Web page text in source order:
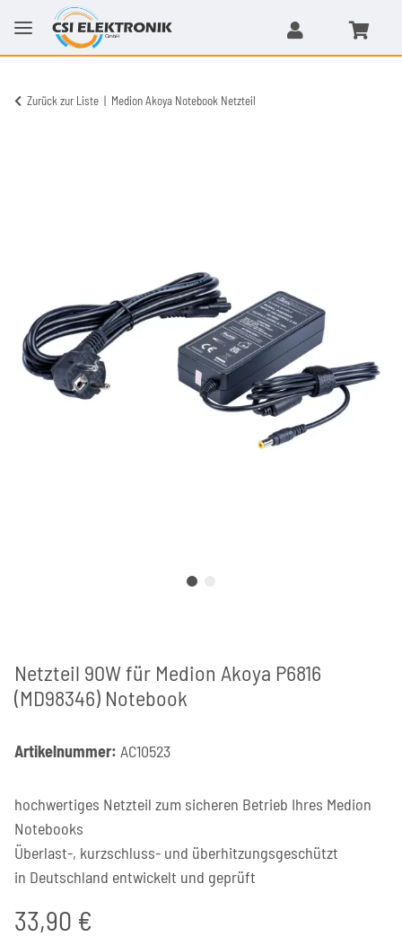
Zurück zur Liste Medion Akoya Notebook Netzteil
Netzteil 90W für Medion Akoya P6816
(MD98346) Notebook
Artikelnummer: AC10523
hochwertiges Netzteil zum sicheren Betrieb Ihres Medion
Notebooks
Überlast-, kurzschluss- und überhitzungsgeschützt
in Deutschland entwickelt und geprüft
33,90 €